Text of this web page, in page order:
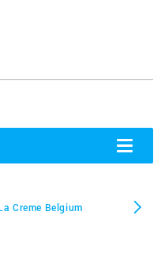
Toggle
Creme Belgium